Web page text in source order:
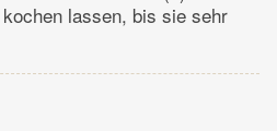
lassen, bis sie sehr